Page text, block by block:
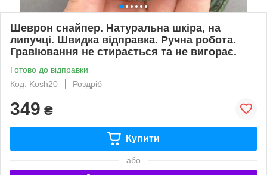
Шеврон снайпер. Натуральна шкіра, на
липучці. Швидка відправка. Ручна робота.
Гравіювання не стирається та не вигорає.
Готово до відправки
Код: Kosh20
Роздріб
349 ₴
Купити
або